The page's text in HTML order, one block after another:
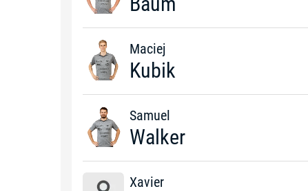
Maciej
Kubik
Samuel
Walker
Xavier